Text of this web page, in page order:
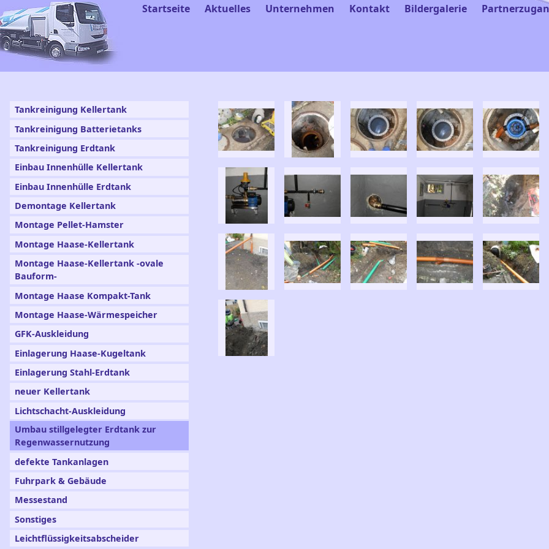
Startseite Aktuelles Unternehmen Kontakt Bildergalerie
Tankreinigung Kellertank
Tankreinigung Batterietanks
Tankreinigung Erdtank
Einbau Innenhülle Kellertank
Einbau Innenhülle Erdtank
Demontage Kellertank
Montage Pellet-Hamster
Montage Haase-Kellertank
Montage Haase-Kellertank -ovale
Bauform-
Montage Haase Kompakt-Tank
Montage Haase-Wärmespeicher
GFK-Auskleidung
Einlagerung Haase-Kugeltank
Einlagerung Stahl-Erdtank
neuer Kellertank
Lichtschacht-Auskleidung
Umbau stillgelegter Erdtank zur
Regenwassernutzung
defekte Tankanlagen
Fuhrpark & Gebäude
Messestand
Sonstiges
Leichtflüssigkeitsabscheider